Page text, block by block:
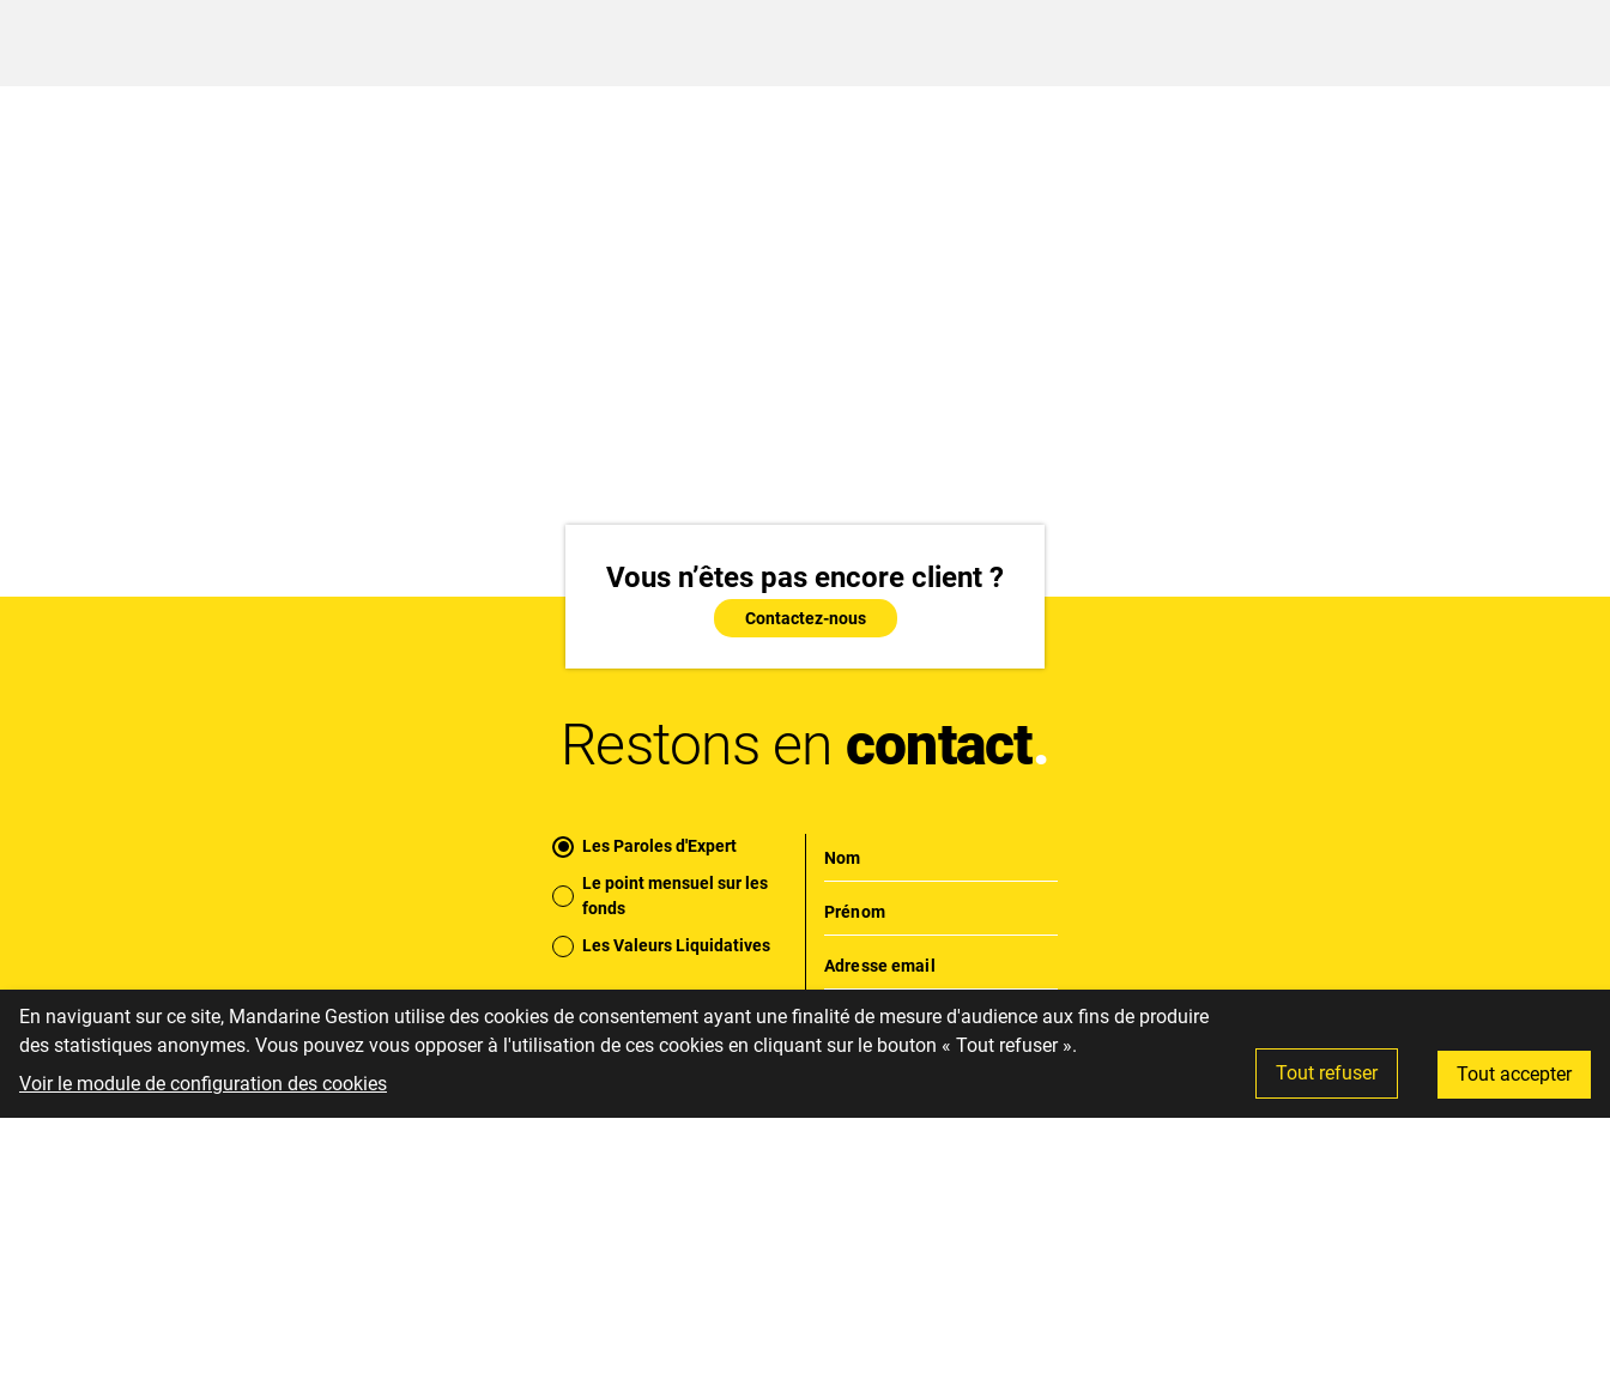
Restons en contact
Les Paroles d'Expert
Le point mensuel sur les
fonds
Les Valeurs Liquidatives
Particulier
CGP
Institutionnel
Vous n’êtes pas encore client ?
Contactez-nous
En naviguant sur ce site, Mandarine Gestion utilise des cookies de consentement ayant une finalité de mesure d'audience aux fins de produire
des statistiques anonymes. Vous pouvez vous opposer à l'utilisation de ces cookies en cliquant sur le bouton « Tout refuser ».
Voir le module de configuration des cookies
Tout refuser Tout accepter